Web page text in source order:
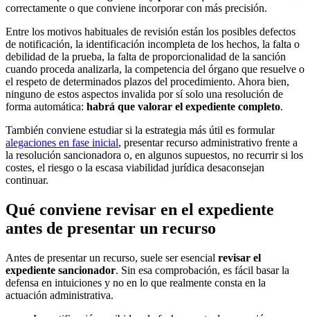
correctamente o que conviene incorporar con más precisión.
Entre los motivos habituales de revisión están los posibles defectos
de notificación, la identificación incompleta de los hechos, la falta o
debilidad de la prueba, la falta de proporcionalidad de la sanción
cuando proceda analizarla, la competencia del órgano que resuelve o
el respeto de determinados plazos del procedimiento. Ahora bien,
ninguno de estos aspectos invalida por sí solo una resolución de
forma automática: habrá que valorar el expediente completo.
También conviene estudiar si la estrategia más útil es formular
alegaciones en fase inicial, presentar recurso administrativo frente a
la resolución sancionadora o, en algunos supuestos, no recurrir si los
costes, el riesgo o la escasa viabilidad jurídica desaconsejan
continuar.
Qué conviene revisar en el expediente
antes de presentar un recurso
Antes de presentar un recurso, suele ser esencial revisar el
expediente sancionador. Sin esa comprobación, es fácil basar la
defensa en intuiciones y no en lo que realmente consta en la
actuación administrativa.